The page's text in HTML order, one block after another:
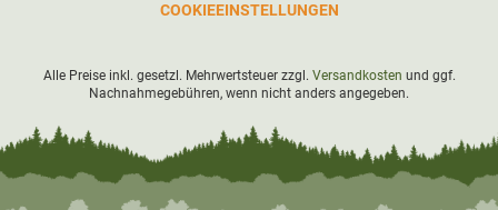
COOKIEEINSTELLUNGEN
Alle Preise inkl. gesetzl. Mehrwertsteuer zzgl. Versandkosten und ggf.
Nachnahmegebühren, wenn nicht anders angegeben.